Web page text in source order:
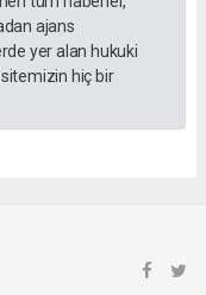
ajans
yer alan hukuki
hiç bir